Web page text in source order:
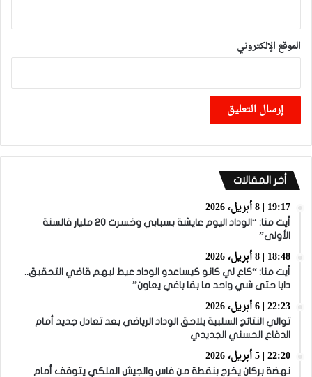
الموقع الإلكتروني
أخر المقالات
19:17 | 8 أبريل، 2026
أيت منا: “الوداد اليوم عايشة بسبابي وخسرت 20 مليار فالسنة
الأولى”
18:48 | 8 أبريل، 2026
أيت منا: “كاع لي كانو كيساعدو الوداد عيط ليهم قاضي التحقيق..
دابا حتى شي واحد ما بقا باغي يعاون”
22:23 | 6 أبريل، 2026
توالي النتائج السلبية يلاحق الوداد الرياضي بعد تعادل جديد أمام
الدفاع الحسني الجديدي
22:20 | 5 أبريل، 2026
نهضة بركان يخرج بنقطة من فاس والجيش الملكي يتوقف أمام